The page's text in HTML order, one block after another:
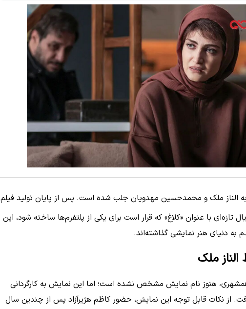
به الناز ملک و محمدحسین مهدویان جلب شده است. پس از پایان تولید فیلم
تازه‌ای با عنوان «کلاغ» که قرار است برای یکی از پلتفرم‌ها ساخته شود، این
به دنیای هنر نمایشی گذاشته‌اند.
ملک
هنوز نام نمایش مشخص نشده است؛ اما این نمایش به کارگردانی
از نکات قابل توجه این نمایش، حضور کاظم هژیرآزاد پس از چندین سال